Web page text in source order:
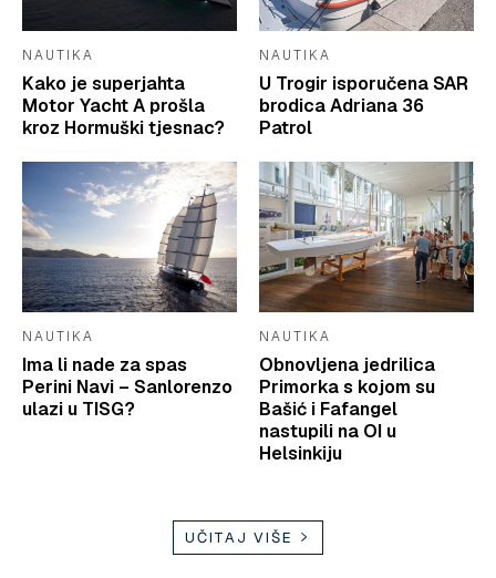
NAUTIKA
Kako je superjahta
Motor Yacht A prošla
kroz Hormuški tjesnac?
NAUTIKA
U Trogir isporučena SAR
brodica Adriana 36
Patrol
NAUTIKA
Ima li nade za spas
Perini Navi – Sanlorenzo
ulazi u TISG?
NAUTIKA
Obnovljena jedrilica
Primorka s kojom su
Bašić i Fafangel
nastupili na OI u
Helsinkiju
UČITAJ VIŠE